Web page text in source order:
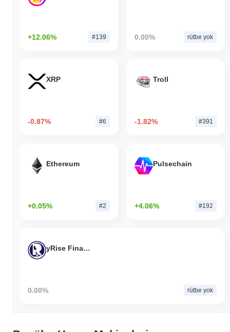
+12.06% #139 0.00% rütbe yok
XRP
-0.87% #6
Troll
-1.82% #391
Ethereum
+0.05% #2
Pulsechain
+4.06% #192
yRise Finance
0.00% rütbe yok